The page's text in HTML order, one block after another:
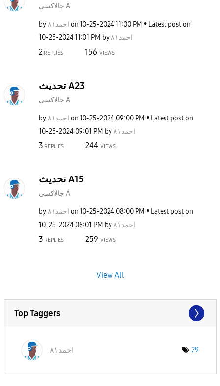
جالاكسى A
by احمد٨١ on‎10-25-202411:00 PM
Latest post on
‎10-25-202411:01 PM by احمد٨١
2 REPLIES 156 VIEWS
تحديث A23
جالاكسى A
by احمد٨١ on‎10-25-2024 09:00 PM
Latest post on
‎10-25-2024 09:01 PM by احمد٨١
3 REPLIES 244 VIEWS
تحديث A15
جالاكسى A
by احمد٨١ on‎10-25-2024 08:00 PM
Latest post on
‎10-25-2024 08:01 PM by احمد٨١
3 REPLIES 259 VIEWS
View All
Top Taggers
احمد٨١ 29